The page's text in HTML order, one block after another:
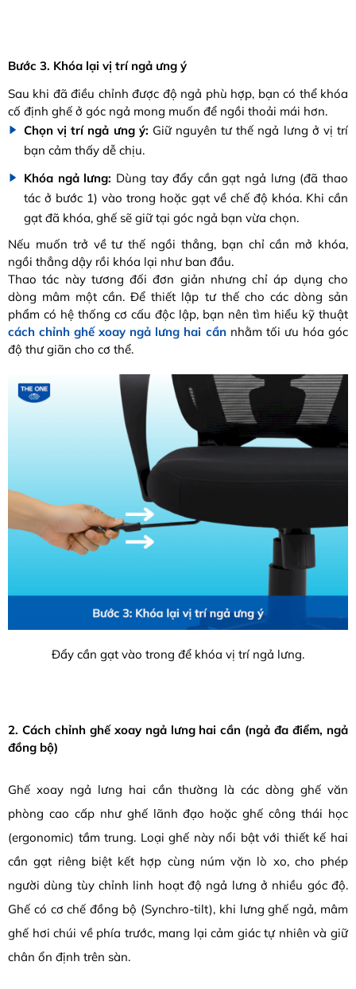
Bước 3. Khóa lại vị trí ngả ưng ý
Sau khi đã điều chỉnh được độ ngả phù hợp, bạn có thể khóa
cố định ghế ở góc ngả mong muốn để ngồi thoải mái hơn.
Chọn vị trí ngả ưng ý: Giữ nguyên tư thế ngả lưng ở vị trí
bạn cảm thấy dễ chịu.
Khóa ngả lưng: Dùng tay đẩy cần gạt ngả lưng (đã thao
tác ở bước 1) vào trong hoặc gạt về chế độ khóa. Khi cần
gạt đã khóa, ghế sẽ giữ tại góc ngả bạn vừa chọn.
Nếu muốn trở về tư thế ngồi thẳng, bạn chỉ cần mở khóa,
ngồi thẳng dậy rồi khóa lại như ban đầu.
Thao tác này tương đối đơn giản nhưng chỉ áp dụng cho
dòng mâm một cần. Để thiết lập tư thế cho các dòng sản
phẩm có hệ thống cơ cấu độc lập, bạn nên tìm hiểu kỹ thuật
cách chỉnh ghế xoay ngả lưng hai cần nhằm tối ưu hóa góc
độ thư giãn cho cơ thể.
Đẩy cần gạt vào trong để khóa vị trí ngả lưng.
2. Cách chỉnh ghế xoay ngả lưng hai cần (ngả đa điểm, ngả
đồng bộ)
Ghế xoay ngả lưng hai cần thường là các dòng ghế văn
phòng cao cấp như ghế lãnh đạo hoặc ghế công thái học
(ergonomic) tầm trung. Loại ghế này nổi bật với thiết kế hai
cần gạt riêng biệt kết hợp cùng núm vặn lò xo, cho phép
người dùng tùy chỉnh linh hoạt độ ngả lưng ở nhiều góc độ.
Ghế có cơ chế đồng bộ (Synchro-tilt), khi lưng ghế ngả, mâm
ghế hơi chúi về phía trước, mang lại cảm giác tự nhiên và giữ
chân ổn định trên sàn.